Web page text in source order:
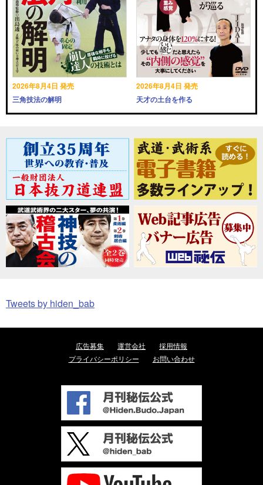
2026年8月4日 発売
三角技法の解明
2026年8月4日 発売
天才の土台を作る
Tweets by hiden_bab
広告募集 運営会社
採用情報
プライバシーポリシー
お問い合わせ